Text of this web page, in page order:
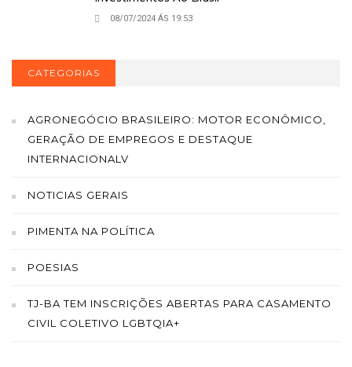
08/07/2024 ÁS 19:53
CATEGORIAS
AGRONEGÓCIO BRASILEIRO: MOTOR ECONÔMICO,
GERAÇÃO DE EMPREGOS E DESTAQUE
INTERNACIONALV
NOTICIAS GERAIS
PIMENTA NA POLÍTICA
POESIAS
TJ-BA TEM INSCRIÇÕES ABERTAS PARA CASAMENTO
CIVIL COLETIVO LGBTQIA+